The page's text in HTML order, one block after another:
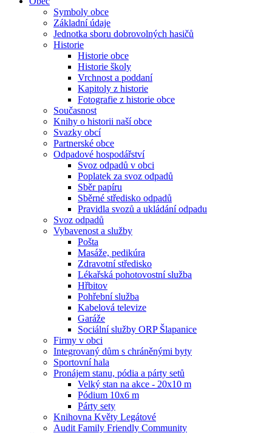
Symboly obce
Základní údaje
Jednotka sboru dobrovolných hasičů
Historie
Historie obce
Historie školy
Vrchnost a poddaní
Kapitoly z historie
Fotografie z historie obce
Současnost
Knihy o historii naší obce
Svazky obcí
Partnerské obce
Odpadové hospodářství
Svoz odpadů v obci
Poplatek za svoz odpadů
Sběr papíru
Sběrné středisko odpadů
Pravidla svozů a ukládání odpadu
Svoz odpadů
Vybavenost a služby
Pošta
Masáže, pedikúra
Zdravotní středisko
Lékařská pohotovostní služba
Hřbitov
Pohřební služba
Kabelová televize
Garáže
Sociální služby ORP Šlapanice
Firmy v obci
Integrovaný dům s chráněnými byty
Sportovní hala
Pronájem stanu, pódia a párty setů
Velký stan na akce - 20x10 m
Pódium 10x6 m
Párty sety
Knihovna Květy Legátové
Audit Family Friendly Community